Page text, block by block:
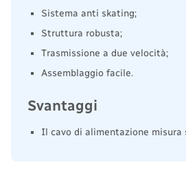
Sistema anti skating;
Struttura robusta;
Trasmissione a due velocità;
Assemblaggio facile.
Svantaggi
Il cavo di alimentazione misura